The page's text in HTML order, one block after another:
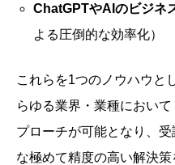
ChatGPTやAIのビジネ
よる圧倒的な効率化）
これらを1つのノウハウと
らゆる業界・業種におい
プローチが可能となり、
な極めて精度の高い解決